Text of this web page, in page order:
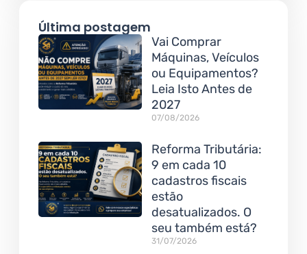
Última postagem
Vai Comprar
Máquinas, Veículos
ou Equipamentos?
Leia Isto Antes de
2027
07/08/2026
Reforma Tributária:
9 em cada 10
cadastros fiscais
estão
desatualizados. O
seu também está?
31/07/2026